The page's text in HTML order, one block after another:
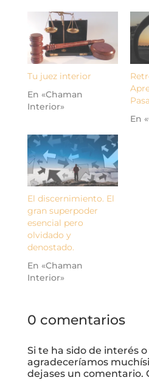
Tu juez interior
En «Chaman
Interior»
En
El discernimiento. El
gran superpoder
esencial pero
olvidado y
denostado.
En «Chaman
Interior»
0 comentarios
Si te ha sido de interés
agradeceríamos
dejases un comentario.